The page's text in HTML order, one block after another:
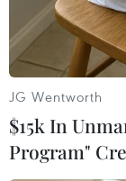
Bên cạnh
Fed thông
bản ở biên độ
tiếp Fed
vọng sẽ "sớm"
biện pháp
gian đại dịch
JG Wentworth
$15k In
Program"